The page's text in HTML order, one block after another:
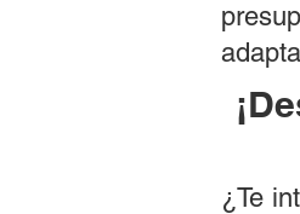
¿Te